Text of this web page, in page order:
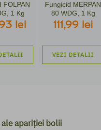
FOLPAN
1 Kg
lei
Fungicid MERPAN
80 WDG, 1 Kg
111,99 lei
VEZI DETALII
ale apariției bolii